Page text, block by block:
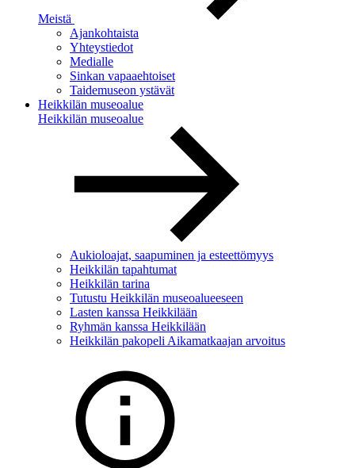
Meistä
Ajankohtaista
Yhteystiedot
Medialle
Sinkan vapaaehtoiset
Taidemuseon ystävät
Heikkilän museoalue
Heikkilän museoalue
Aukioloajat, saapuminen ja esteettömyys
Heikkilän tapahtumat
Heikkilän tarina
Tutustu Heikkilän museoalueeseen
Lasten kanssa Heikkilään
Ryhmän kanssa Heikkilään
Heikkilän pakopeli Aikamatkaajan arvoitus